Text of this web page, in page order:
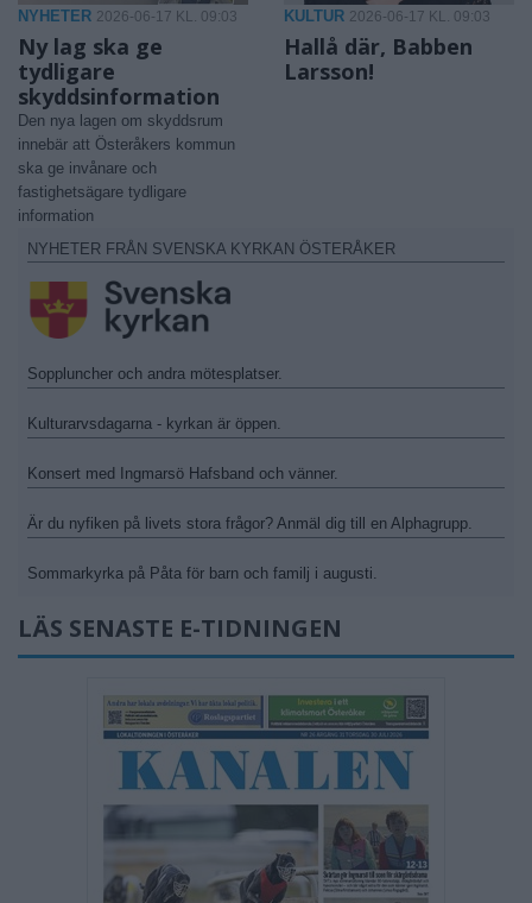
NYHETER 2026-06-17 KL. 09:03
Ny lag ska ge
tydligare
skyddsinformation
Den nya lagen om skyddsrum
innebär att Österåkers kommun
ska ge invånare och
fastighetsägare tydligare
information
KULTUR 2026-06-17 KL. 09:03
Hallå där, Babben
Larsson!
NYHETER FRÅN SVENSKA KYRKAN ÖSTERÅKER
Soppluncher och andra mötesplatser.
Kulturarvsdagarna - kyrkan är öppen.
Konsert med Ingmarsö Hafsband och vänner.
Är du nyfiken på livets stora frågor? Anmäl dig till en Alphagrupp.
Sommarkyrka på Påta för barn och familj i augusti.
LÄS SENASTE E-TIDNINGEN